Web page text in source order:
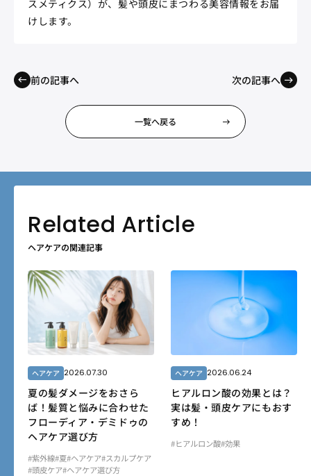
スメティクス）が、髪や頭皮にまつわる美容情報をお届
けします。
前の記事へ
一覧へ戻る
次の記事へ
ヘアケアの関連記事
ヘアケア 2026.07.30
夏の髪ダメージをおさら
ば！髪質と悩みに合わせた
フローディア・デミドゥの
ヘアケア選び方
#紫外線#夏#ヘアケア#スカルプケア
#頭皮ケア#ヘアケア選び方
ヘアケア 2026.06.24
ヒアルロン酸の効果とは？
実は髪・頭皮ケアにもおす
すめ！
#ヒアルロン酸#効果